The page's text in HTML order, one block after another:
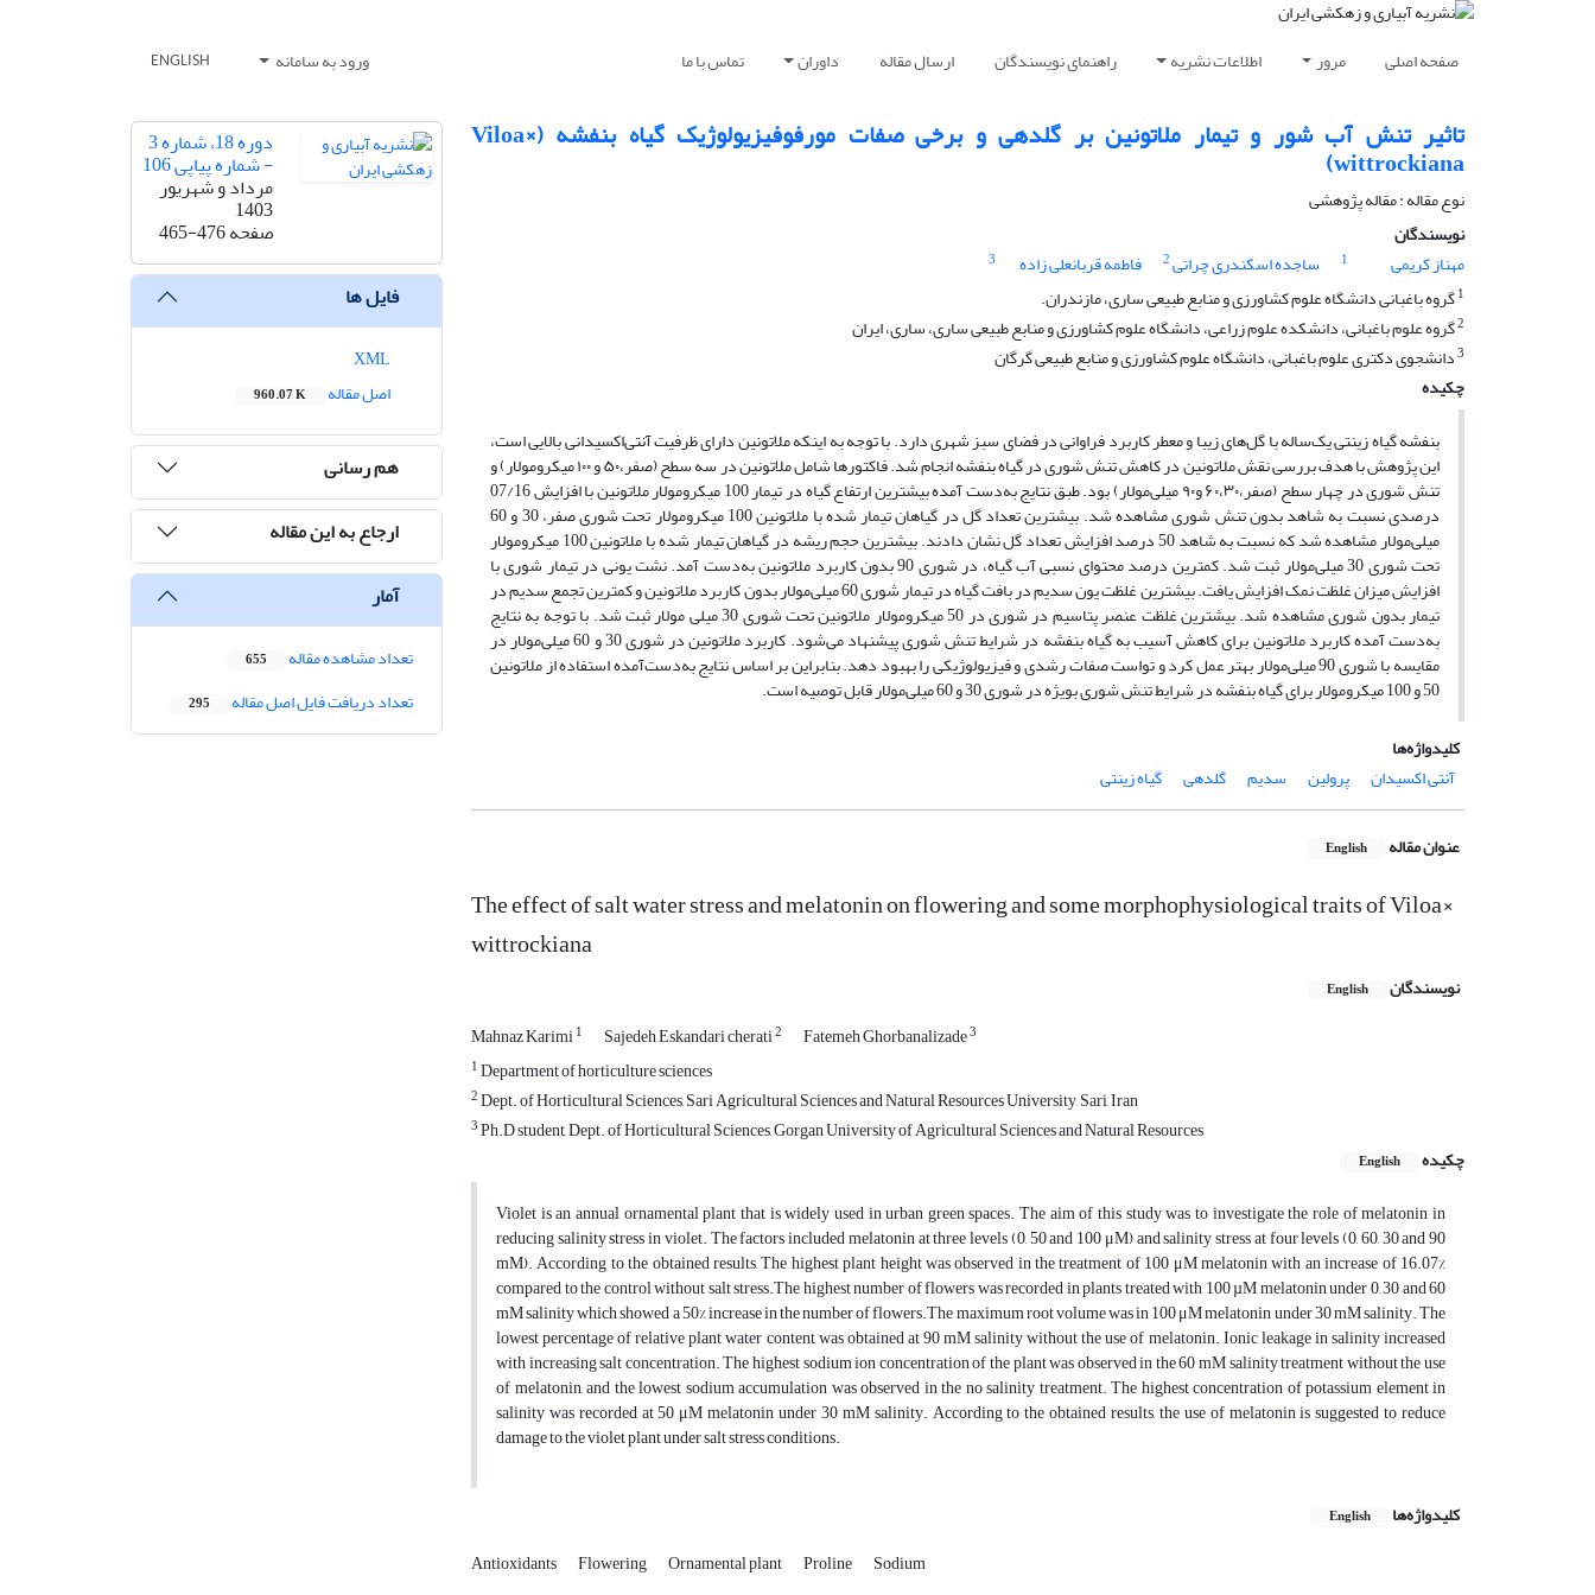
صفحه اصلی مرور اطلاعات نشریه راهنمای نویسندگان ارسال مقاله داوران تماس با ما ورود به سامانه ENGLISH
تاثیر تنش آب شور و تیمار ملاتونین بر گلدهی و برخی صفات مورفوفیزیولوژیک گیاه بنفشه (Viloa×
wittrockiana)
نوع مقاله : مقاله پژوهشی
نویسندگان
مهناز کریمی
1 ساجده اسکندری چراتی2 فاطمه قربانعلی زاده
3
1گروه باغبانی دانشگاه علوم کشاورزی و منابع طبیعی ساری، مازندران.
2گروه علوم باغبانی، دانشکده علوم زراعی، دانشگاه علوم کشاورزی و منابع طبیعی ساری، ساری، ایران
3دانشجوی دکتری علوم باغبانی، دانشگاه علوم کشاورزی و منابع طبیعی گرگان
چکیده
بنفشه گیاه زینتی یک‌ساله با گل‌های زیبا و معطر کاربرد فراوانی در فضای سبز شهری دارد. با توجه به اینکه ملاتونین دارای ظرفیت آنتی‌اکسیدانی بالایی است،
این پژوهش با هدف بررسی نقش ملاتونین در کاهش تنش شوری در گیاه بنفشه انجام شد. فاکتورها شامل ملاتونین در سه سطح (صفر،۵۰ و ۱۰۰ میکرومولار) و
تنش شوری در چهار سطح (صفر،۶۰،۳۰ و۹۰ میلی‌مولار) بود. طبق نتایج به‌دست آمده بیشترین ارتفاع گیاه در تیمار 100 میکرومولار ملاتونین با افزایش 07/16
درصدی نسبت به شاهد بدون تنش شوری مشاهده شد. بیشترین تعداد گل در گیاهان تیمار شده با ملاتونین 100 میکرومولار تحت شوری صفر، 30 و 60
میلی‌مولار مشاهده شد که نسبت به شاهد 50 درصد افزایش تعداد گل نشان دادند. بیشترین حجم ریشه در گیاهان تیمار شده با ملاتونین 100 میکرومولار
تحت شوری 30 میلی‌مولار ثبت شد. کمترین درصد محتوای نسبی آب گیاه، در شوری 90 بدون کاربرد ملاتونین به‌دست آمد. نشت یونی در تیمار شوری با
افزایش میزان غلظت نمک افزایش یافت. بیشترین غلظت یون سدیم در بافت گیاه در تیمار شوری 60 میلی‌مولار بدون کاربرد ملاتونین و کمترین تجمع سدیم در
تیمار بدون شوری مشاهده شد. بیشترین غلظت عنصر پتاسیم در شوری در 50 میکرومولار ملاتونین تحت شوری 30 میلی مولار ثبت شد. با توجه به نتایج
به‌دست آمده کاربرد ملاتونین برای کاهش آسیب به گیاه بنفشه در شرایط تنش شوری پیشنهاد می‌شود. کاربرد ملاتونین در شوری 30 و 60 میلی‌مولار در
مقایسه با شوری 90 میلی‌مولار بهتر عمل کرد و تواست صفات رشدی و فیزیولوژیکی را بهبود دهد. بنابراین بر اساس نتایج به‌دست‌آمده استفاده از ملاتونین
50 و 100 میکرومولار برای گیاه بنفشه در شرایط تنش شوری بویژه در شوری 30 و 60 میلی‌مولار قابل توصیه است.
کلیدواژه‌ها
آنتی اکسیدان
پرولین سدیم گلدهی گیاه زینتی
عنوان مقاله English
The effect of salt water stress and melatonin on flowering and some morphophysiological traits of Viloa×
wittrockiana
نویسندگان English
Mahnaz Karimi1 Sajedeh Eskandari cherati2 Fatemeh Ghorbanalizade3
1Department of horticulture sciences
2Dept. of Horticultural Sciences, Sari Agricultural Sciences and Natural Resources University, Sari, Iran
3Ph.D student, Dept. of Horticultural Sciences, Gorgan University of Agricultural Sciences and Natural Resources
چکیده
English
Violet is an annual ornamental plant that is widely used in urban green spaces. The aim of this study was to investigate the role of melatonin in
reducing salinity stress in violet. The factors included melatonin at three levels (0, 50 and 100 μM) and salinity stress at four levels (0, 60, 30 and 90
mM). According to the obtained results, The highest plant height was observed in the treatment of 100 μM melatonin with an increase of 16.07%
compared to the control without salt stress.The highest number of flowers was recorded in plants treated with 100 µM melatonin under 0, 30 and 60
mM salinity which showed a 50% increase in the number of flowers.The maximum root volume was in 100 μM melatonin under 30 mM salinity. The
lowest percentage of relative plant water content was obtained at 90 mM salinity without the use of melatonin. Ionic leakage in salinity increased
with increasing salt concentration. The highest sodium ion concentration of the plant was observed in the 60 mM salinity treatment without the use
of melatonin, and the lowest sodium accumulation was observed in the no salinity treatment. The highest concentration of potassium element in
salinity was recorded at 50 μM melatonin under 30 mM salinity. According to the obtained results, the use of melatonin is suggested to reduce
damage to the violet plant under salt stress conditions.
کلیدواژه‌ها English
Antioxidants Flowering Ornamental plant Proline Sodium
دوره 18، شماره 3
- شماره پیاپی 106
مرداد و شهریور
1403
صفحه465-476
فایل ها
اصل مقاله
960.07 K
هم رسانی
ارجاع به این مقاله
آمار
تعداد مشاهده مقاله 655
تعداد دریافت فایل اصل مقاله 295